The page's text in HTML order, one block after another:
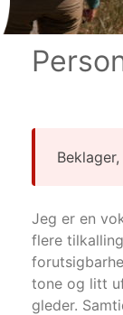
Jeg er en
flere
tone og litt
gleder.